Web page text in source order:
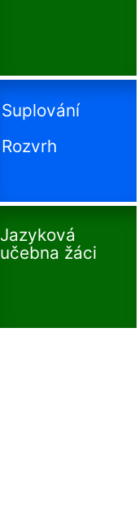
Suplování
Rozvrh
Jazyková
učebna žáci